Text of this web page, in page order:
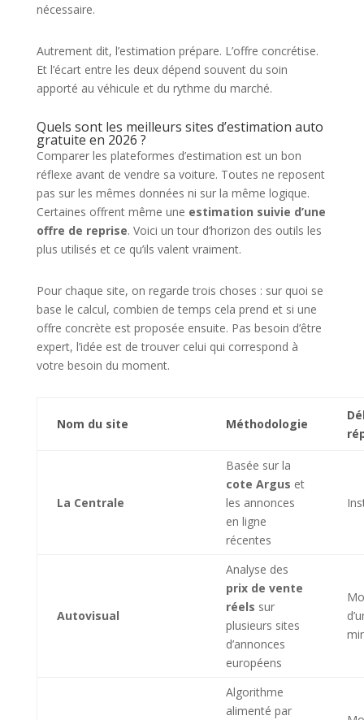
nécessaire.
Autrement dit, l’estimation prépare. L’offre concrétise.
Et l’écart entre les deux dépend souvent du soin
apporté au véhicule et du rythme du marché.
Quels sont les meilleurs sites d’estimation auto
gratuite en 2026 ?
Comparer les plateformes d’estimation est un bon
réflexe avant de vendre sa voiture. Toutes ne reposent
pas sur les mêmes données ni sur la même logique.
Certaines offrent même une estimation suivie d’une
offre de reprise. Voici un tour d’horizon des outils les
plus utilisés et ce qu’ils valent vraiment.
Pour chaque site, on regarde trois choses : sur quoi se
base le calcul, combien de temps cela prend et si une
offre concrète est proposée ensuite. Pas besoin d’être
expert, l’idée est de trouver celui qui correspond à
votre besoin du moment.
Nom du site Méthodologie
La Centrale
Basée sur la
cote Argus et
les annonces
en ligne
récentes
Autovisual
Analyse des
prix de vente
réels sur
plusieurs sites
d’annonces
européens
Algorithme
alimenté par